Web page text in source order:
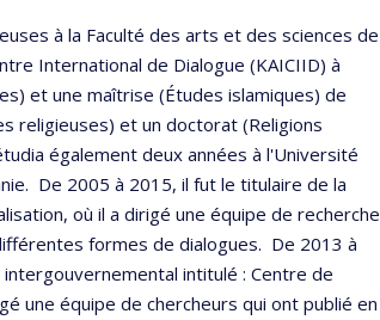
à la Faculté des arts et des sciences de
International de Dialogue (KAICIID) à
et une maîtrise (Études islamiques) de
religieuses) et un doctorat (Religions
également deux années à l'Université
De 2005 à 2015, il fut le titulaire de la
où il a dirigé une équipe de recherche
formes de dialogues. De 2013 à
intitulé : Centre de
une équipe de chercheurs qui ont publié en